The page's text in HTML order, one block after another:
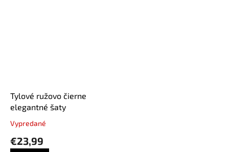
Tylové ružovo čierne
elegantné šaty
Vypredané
€23,99